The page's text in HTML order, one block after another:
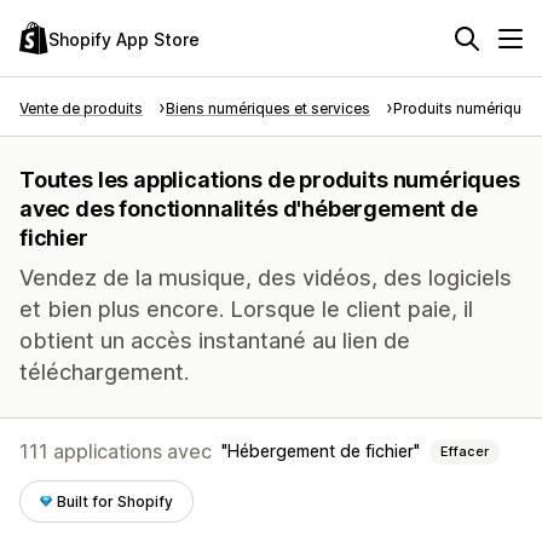
Shopify App Store
Vente de produits Biens numériques et services Produits numériques
Toutes les applications de produits numériques
avec des fonctionnalités d'hébergement de
fichier
Vendez de la musique, des vidéos, des logiciels
et bien plus encore. Lorsque le client paie, il
obtient un accès instantané au lien de
téléchargement.
111 applications avec Hébergement de fichier Effacer
Built for Shopify